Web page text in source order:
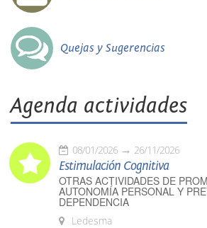
Quejas y Sugerencias
Agenda actividades
08/01/2026 26/11/2026
Estimulación Cognitiva
OTRAS ACTIVIDADES DE
AUTONOMÍA PERSONAL Y
DEPENDENCIA
Ledesma